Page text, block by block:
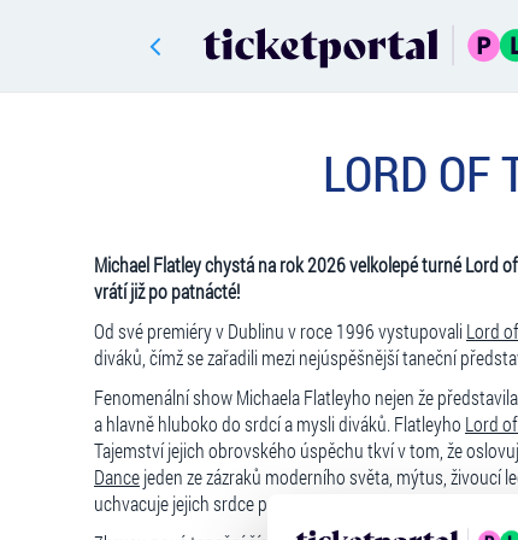
LORD
Michael Flatley chystá na rok 2026 velkolepé turné Lord
vrátí již po patnácté!
Od své premiéry v Dublinu v roce 1996 vystupovaliLord
diváků, čímž se zařadili mezi nejúspěšnější taneční
Fenomenální show Michaela Flatleyho nejen že
a hlavně hluboko do srdcí a mysli diváků. Flatleyho Lord
Tajemství jejich obrovského úspěchu tkví v tom, že
Dancejeden ze zázraků moderního světa, mýtus, živoucí
uchvacuje jejich srdce propojením ladného pohybu s